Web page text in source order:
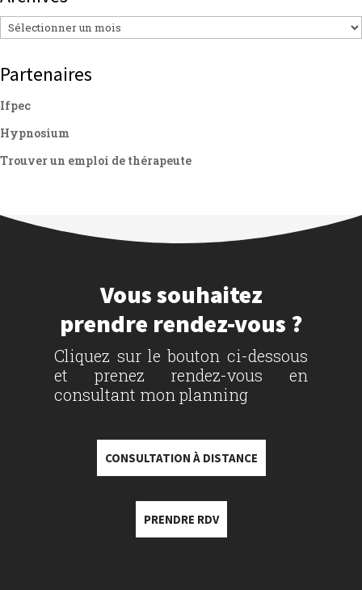
Archives
Partenaires
Ifpec
Hypnosium
Trouver un emploi de thérapeute
Vous souhaitez
prendre rendez-vous ?
Cliquez sur le bouton ci-dessous
et prenez rendez-vous en
consultant mon planning
CONSULTATION À DISTANCE
PRENDRE RDV